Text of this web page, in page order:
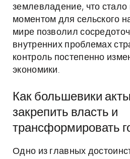
землевладение, что
моментом для сельского
мире позволил
внутренних проблемах
контроль постепенно
экономики.
Как большевики
закрепить власть и
трансформировать
Одно из главных